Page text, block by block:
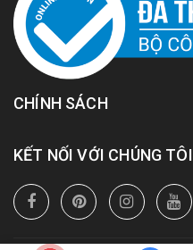
CHÍNH SÁCH
KẾT NỐI VỚI CHÚNG TÔI